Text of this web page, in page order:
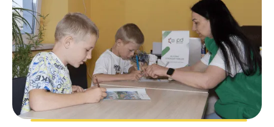
середнього та старшого шкільного віку
для планування власного успішного
майбутнього.